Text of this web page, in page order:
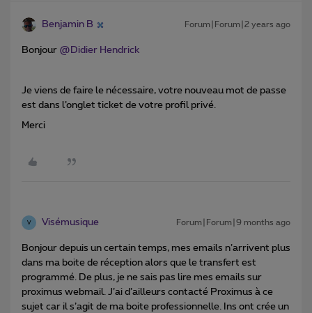
Benjamin B Forum|Forum|2 years ago
Bonjour @Didier Hendrick
Je viens de faire le nécessaire, votre nouveau mot de passe
est dans l’onglet ticket de votre profil privé.
Merci
V Visémusique Forum|Forum|9 months ago
Bonjour depuis un certain temps, mes emails n’arrivent plus
dans ma boite de réception alors que le transfert est
programmé. De plus, je ne sais pas lire mes emails sur
proximus webmail. J’ai d’ailleurs contacté Proximus à ce
sujet car il s’agit de ma boite professionnelle. Ins ont crée un